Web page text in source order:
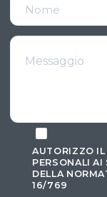
AUTORIZZO
PERSONALI AI
DELLA
16/769